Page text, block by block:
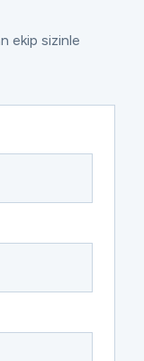
ekip sizinle